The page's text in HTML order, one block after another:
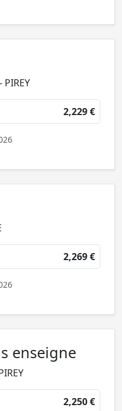
PIREY
2,229 €
2,269 €
enseigne
2,250 €